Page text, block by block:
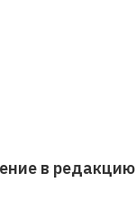
в редакцию